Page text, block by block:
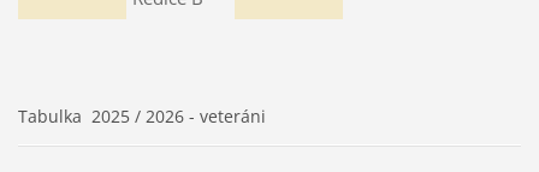
Tabulka 2025 / 2026 - veteráni